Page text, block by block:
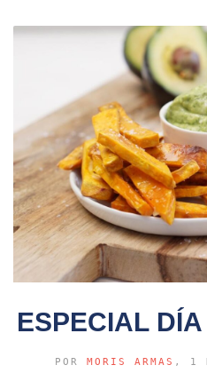
ESPECIAL
POR MORIS ARMAS , 1